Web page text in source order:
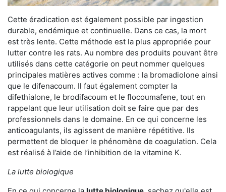
Cette éradication est également possible par ingestion
durable, endémique et continuelle. Dans ce cas, la mort
est très lente. Cette méthode est la plus appropriée pour
lutter contre les rats. Au nombre des produits pouvant être
utilisés dans cette catégorie on peut nommer quelques
principales matières actives comme : la bromadiolone ainsi
que le difenacoum. Il faut également compter la
difethialone, le brodifacoum et le flocoumafene, tout en
rappelant que leur utilisation doit se faire que par des
professionnels dans le domaine. En ce qui concerne les
anticoagulants, ils agissent de manière répétitive. Ils
permettent de bloquer le phénomène de coagulation. Cela
est réalisé à l’aide de l’inhibition de la vitamine K.
La lutte biologique